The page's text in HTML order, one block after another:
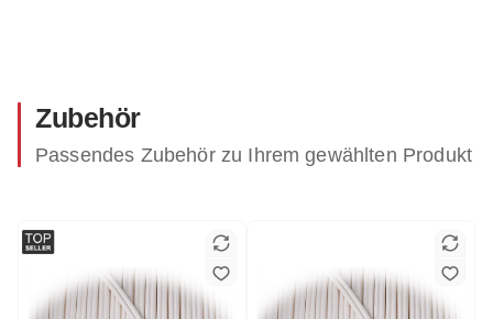
Zubehör
Passendes Zubehör zu Ihrem gewählten Produkt